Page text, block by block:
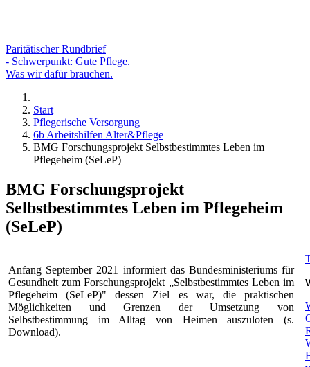
Paritätischer Rundbrief
- Schwerpunkt: Gute Pflege.
Was wir dafür brauchen.
Start
Pflegerische Versorgung
6b Arbeitshilfen Alter&Pflege
BMG Forschungsprojekt Selbstbestimmtes Leben im
Pflegeheim (SeLeP)
BMG Forschungsprojekt
Selbstbestimmtes Leben im Pflegeheim
(SeLeP)
Anfang September 2021 informiert das Bundesministeriums für
Gesundheit zum Forschungsprojekt „Selbstbestimmtes Leben im
Pflegeheim (SeLeP)" dessen Ziel es war, die praktischen
Möglichkeiten und Grenzen der Umsetzung von
Selbstbestimmung im Alltag von Heimen auszuloten (s.
Download).